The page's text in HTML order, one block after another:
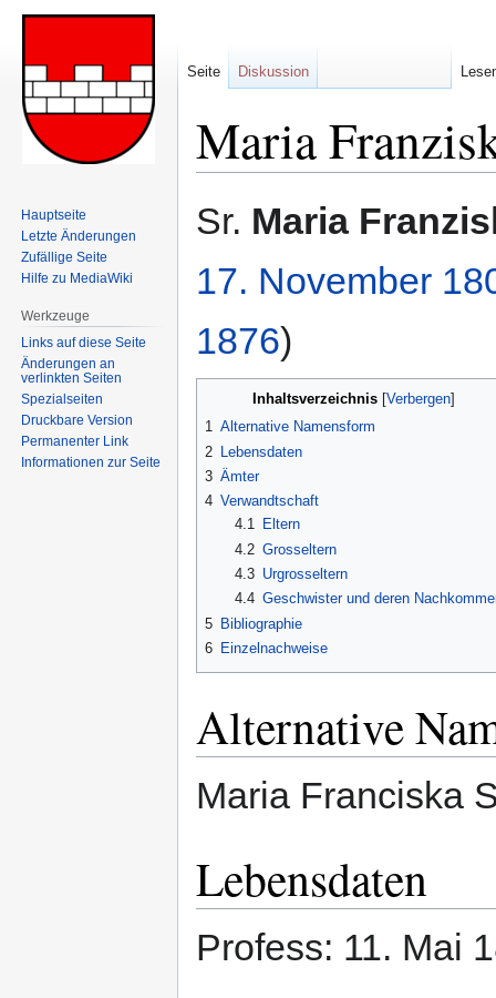
Maria
Navigation
Suche
Sr. Maria
17. November
1876)
Inhaltsverzeichnis
1 Alternative Namensform
2
Lebensdaten
3 Ämter
4 Verwandtschaft
4.1
Eltern
4.2 Grosseltern
4.3 Urgrosseltern
4.4 Geschwister und deren
5 Bibliographie
6 Einzelnachweise
Alternative
Maria Franciska
Lebensdaten
Profess: 11. Mai
Seite Diskussion
Hauptseite
Letzte Änderungen
Zufällige Seite
Hilfe zu MediaWiki
Werkzeuge
Links auf diese Seite
Änderungen an
verlinkten Seiten
Spezialseiten
Druckbare Version
Permanenter Link
Informationen zur Seite